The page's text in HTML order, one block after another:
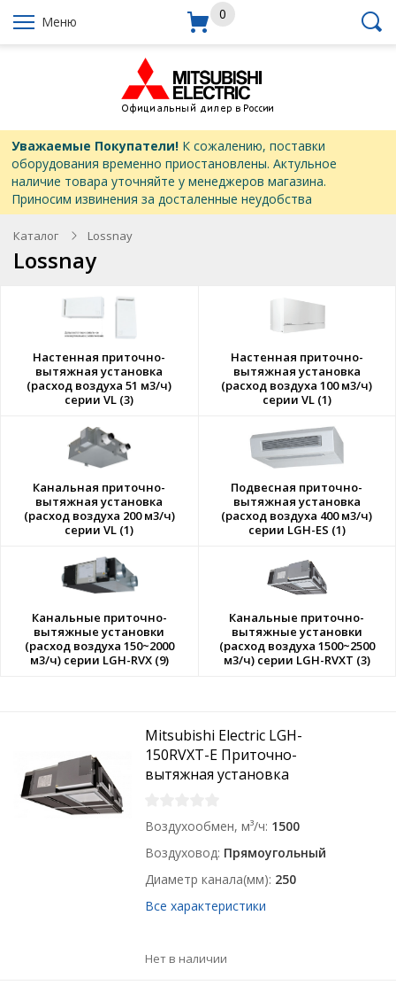
Меню 0
Уважаемые Покупатели!К сожалению, поставки
оборудования временно приостановлены. Актульное
наличие товара уточняйте у менеджеров магазина.
Приносим извинения за досталенные неудобства
Каталог Lossnay
Lossnay
Настенная приточно-
вытяжная установка
(расход воздуха 51 м3/ч)
серии VL (3)
Настенная приточно-
вытяжная установка
(расход воздуха 100 м3/ч)
серии VL (1)
Канальная приточно-
вытяжная установка
(расход воздуха 200 м3/ч)
серии VL (1)
Подвесная приточно-
вытяжная установка
(расход воздуха 400 м3/ч)
серии LGH-ES (1)
Канальные приточно-
вытяжные установки
(расход воздуха 150~2000
м3/ч) серии LGH-RVX (9)
Канальные приточно-
вытяжные установки
(расход воздуха 1500~2500
м3/ч) серии LGH-RVXT (3)
Mitsubishi Electric LGH-
150RVXT-E Приточно-
вытяжная установка
Воздухообмен, м³/ч 1500
Воздуховод Прямоугольный
Диаметр канала(мм) 250
Все характеристики
Нет в наличии